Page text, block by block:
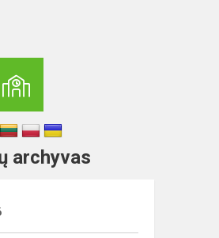
archyvas